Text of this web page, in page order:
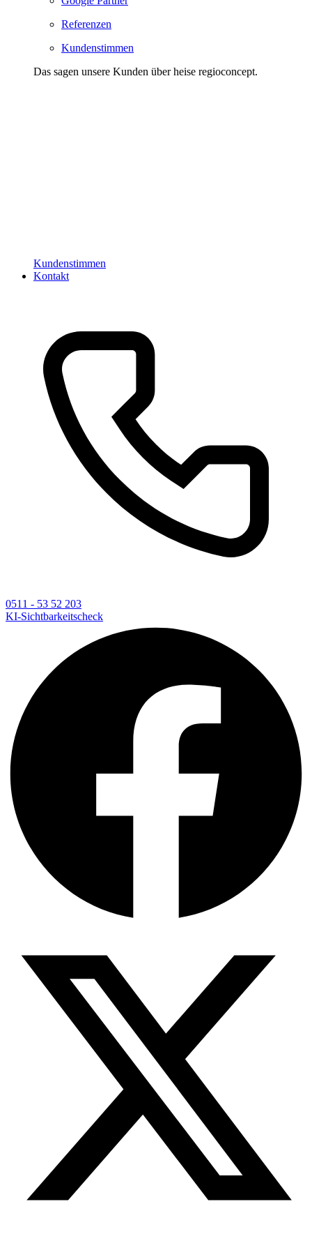
Referenzen
Kundenstimmen
Das sagen unsere Kunden über heise regioconcept.
Kundenstimmen
Kontakt
0511 - 53 52 203
KI-Sichtbarkeitscheck